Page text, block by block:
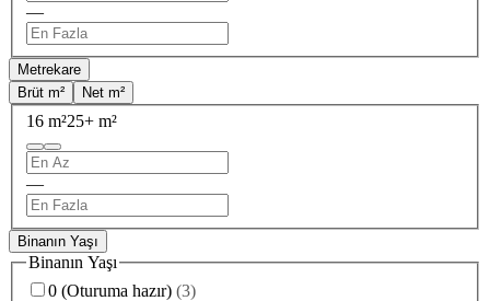
—
Metrekare
Brüt m²
Net m²
16 m²25+ m²
—
Binanın Yaşı
Binanın Yaşı
0 (Oturuma hazır) (3)